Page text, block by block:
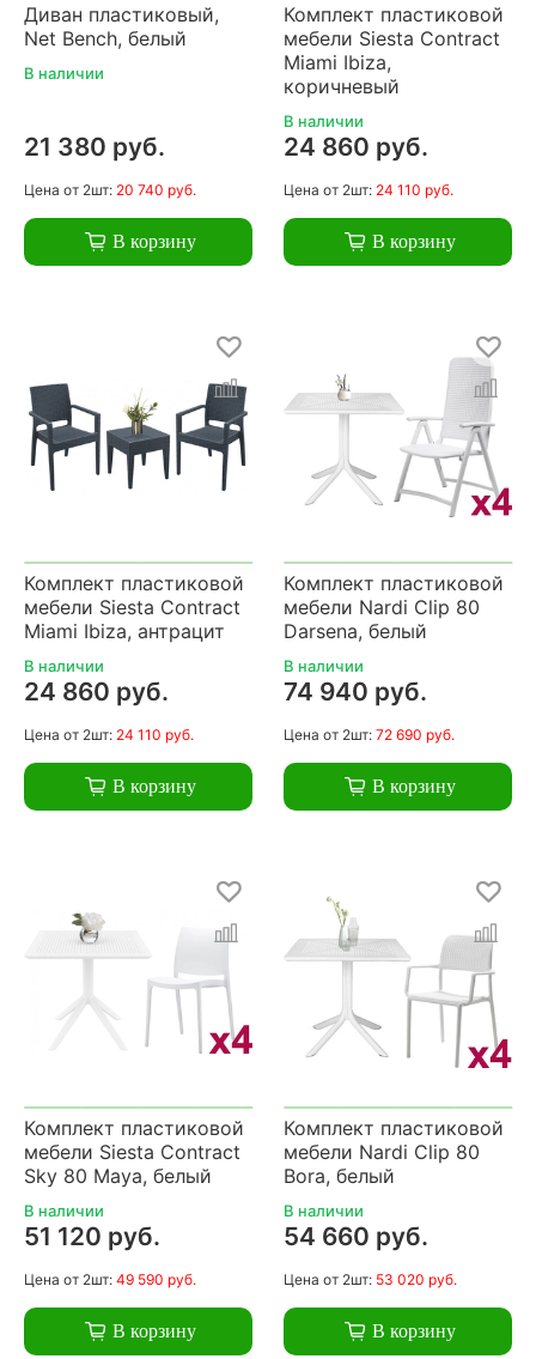
Диван пластиковый,
Net Bench, белый
В наличии
21 380 руб.
Цена от 2шт: 20 740 руб.
В корзину
Комплект пластиковой
мебели Siesta Contract
Miami Ibiza,
коричневый
В наличии
24 860 руб.
Цена от 2шт: 24 110 руб.
В корзину
Комплект пластиковой
мебели Siesta Contract
Miami Ibiza, антрацит
В наличии
24 860 руб.
Цена от 2шт: 24 110 руб.
В корзину
Комплект пластиковой
мебели Nardi Clip 80
Darsena, белый
В наличии
74 940 руб.
Цена от 2шт: 72 690 руб.
В корзину
Комплект пластиковой
мебели Siesta Contract
Sky 80 Maya, белый
В наличии
51 120 руб.
Цена от 2шт: 49 590 руб.
В корзину
Комплект пластиковой
мебели Nardi Clip 80
Bora, белый
В наличии
54 660 руб.
Цена от 2шт: 53 020 руб.
В корзину